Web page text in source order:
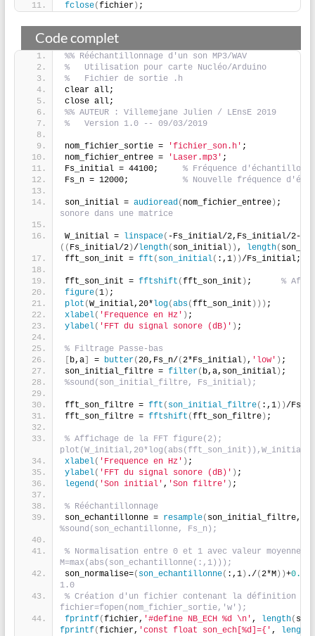
fclose(fichier) ;
Code complet
%% Rééchantillonnage d'un son MP3/WAV
%   Utilisation pour carte Nucléo/Arduino
%   Fichier de sortie .h
clear all;
close all;
%% AUTEUR : Villemejane Julien / LEnsE 2019
%   Version 1.0 -- 09/03/2019
nom_fichier_sortie = 'fichier_son.h' ;
nom_fichier_entree =
'Laser.mp3' ;
Fs_initial = 44100; % Fréquence
Fs_n = 12000; % Nouvelle fréquence
son_initial = audioread( nom_fichier_entree) ;
sonore dans une matrice
W_initial = linspace( -Fs_initial/2,Fs_initial/2-
(( Fs_initial/2)/ length( son_initial)) , length(
fft_son_init = fft ( son_initial( :,1))/
fft_son_init = fftshift (fft_son_init ) ; %
figure(1) ;
plot (W_initial,20* log(abs(fft_son_init ))) ;
xlabel( 'Frequence en Hz' ) ;
ylabel( 'FFT du signal sonore (dB)' ) ;
% Filtrage Passe-bas
b,a] = butter(20,Fs_n/ (2*Fs_initial) , 'low' ) ;
son_initial_filtre = filter( b,a,son_initial) ;
%sound(son_initial_filtre, Fs_initial);
fft_son_filtre = fft ( son_initial_filtre( :,1))/
fft_son_filtre = fftshift (fft_son_filtre) ;
% Affichage de la FFT figure(2);
xlabel( 'Frequence en Hz' ) ;
ylabel( 'FFT du signal sonore (dB)' ) ;
legend( 'Son initial' , 'Son filtre' ) ;
% Rééchantillonnage
son_echantillonne = resample( son_initial_filtre,
%sound(son_echantillonne, Fs_n);
% Normalisation entre 0 et 1 avec valeur moyenne
M=max(abs(son_echantillonne(:,1)));
son_normalise=( son_echantillonne( :,1) ./ (2*M))+0.5
1.0
% Création d'un fichier contenant la définition et
fichier=fopen(nom_fichier_sortie,'w');
fprintf(fichier, '#define NB_ECH %d \n' , length(
fprintf(fichier, 'const float son_ech[%d]={' , length